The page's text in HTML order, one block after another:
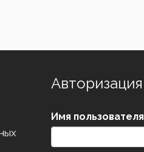
Авторизация
Имя пользователя